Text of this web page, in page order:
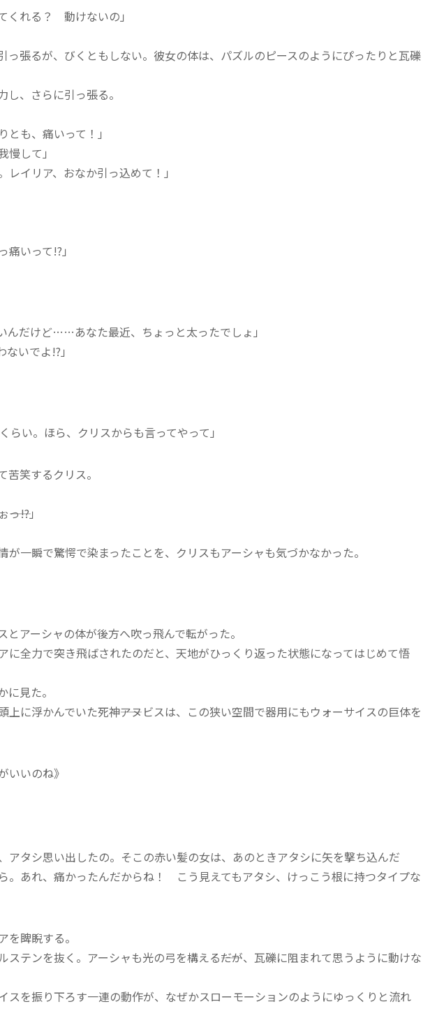
くれる？ 動けないの」
っ張るが、びくともしない。彼女の体は、パズルのピースのようにぴったりと瓦礫
、さらに引っ張る。
も、痛いって！」
慢して」
レイリア、おなか引っ込めて！」
痛いって!?」
いんだけど……あなた最近、ちょっと太ったでしょ」
ないでよ!?」
らい。ほら、クリスからも言ってやって」
笑するクリス。
っ!?」
が一瞬で驚愕で染まったことを、クリスもアーシャも気づかなかった。
アーシャの体が後方へ吹っ飛んで転がった。
に全力で突き飛ばされたのだと、天地がひっくり返った状態になってはじめて悟
見た。
に浮かんでいた死神――アヌビスは、この狭い空間で器用にもウォーサイスの巨体を
いいのね》
アタシ思い出したの。そこの赤い髪の女は、あのときアタシに矢を撃ち込んだ
あれ、痛かったんだからね！ こう見えてもアタシ、けっこう根に持つタイプな
睥睨する。
テンを抜く。アーシャも光の弓を構える――だが、瓦礫に阻まれて思うように動けな
スを振り下ろす一連の動作が、なぜかスローモーションのようにゆっくりと流れ